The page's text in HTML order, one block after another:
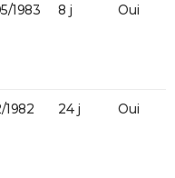
1983 8 j Oui
1982 24 j Oui